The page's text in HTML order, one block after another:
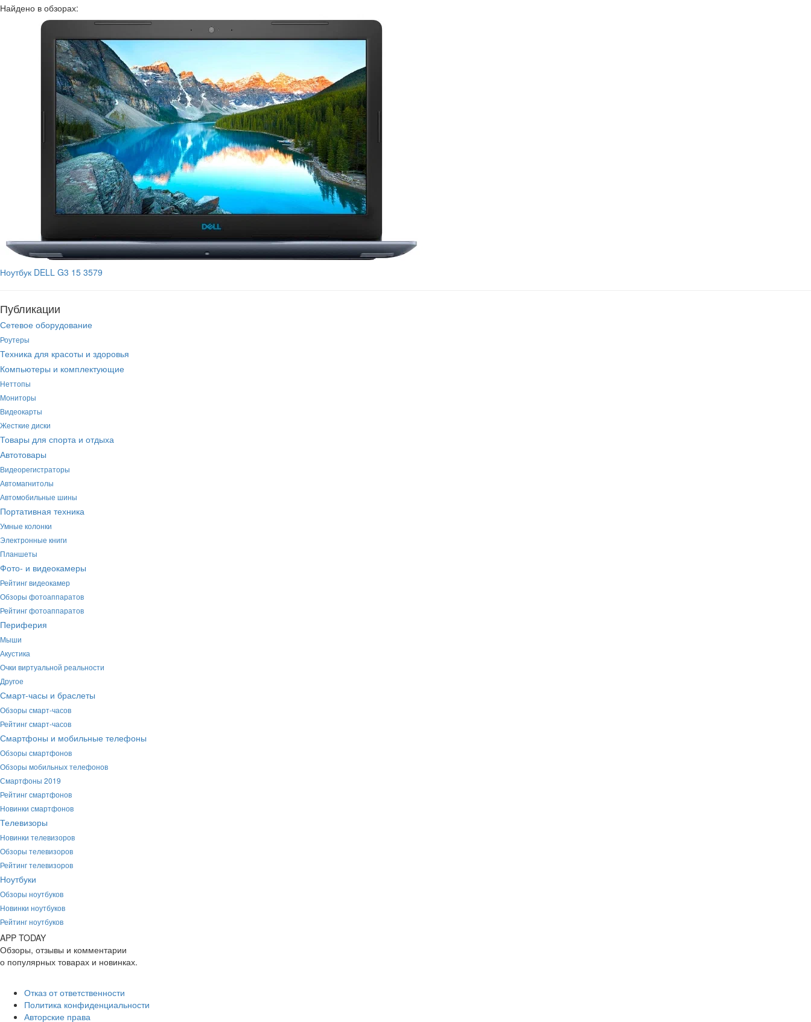
Найдено в обзорах:
Ноутбук DELL G3 15 3579
Публикации
Сетевое оборудование
Роутеры
Техника для красоты и здоровья
Компьютеры и комплектующие
Неттопы
Мониторы
Видеокарты
Жесткие диски
Товары для спорта и отдыха
Автотовары
Видеорегистраторы
Автомагнитолы
Автомобильные шины
Портативная техника
Умные колонки
Электронные книги
Планшеты
Фото- и видеокамеры
Рейтинг видеокамер
Обзоры фотоаппаратов
Рейтинг фотоаппаратов
Периферия
Мыши
Акустика
Очки виртуальной реальности
Другое
Смарт-часы и браслеты
Обзоры смарт-часов
Рейтинг смарт-часов
Смартфоны и мобильные телефоны
Обзоры смартфонов
Обзоры мобильных телефонов
Смартфоны 2019
Рейтинг смартфонов
Новинки смартфонов
Телевизоры
Новинки телевизоров
Обзоры телевизоров
Рейтинг телевизоров
Ноутбуки
Обзоры ноутбуков
Новинки ноутбуков
Рейтинг ноутбуков
APP TODAY
Обзоры, отзывы и комментарии
о популярных товарах и новинках.
Отказ от ответственности
Политика конфиденциальности
Авторские права